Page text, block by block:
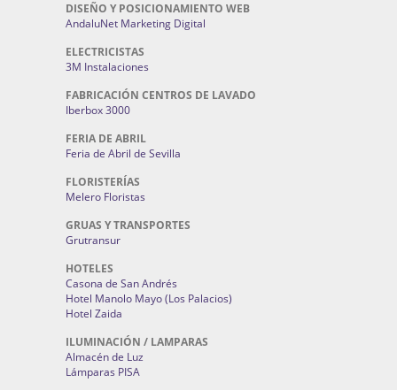
DISEÑO Y POSICIONAMIENTO WEB
AndaluNet Marketing Digital
ELECTRICISTAS
3M Instalaciones
FABRICACIÓN CENTROS DE LAVADO
Iberbox 3000
FERIA DE ABRIL
Feria de Abril de Sevilla
FLORISTERÍAS
Melero Floristas
GRUAS Y TRANSPORTES
Grutransur
HOTELES
Casona de San Andrés
Hotel Manolo Mayo (Los Palacios)
Hotel Zaida
ILUMINACIÓN / LAMPARAS
Almacén de Luz
Lámparas PISA